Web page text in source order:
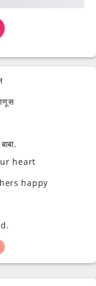
heart
happy